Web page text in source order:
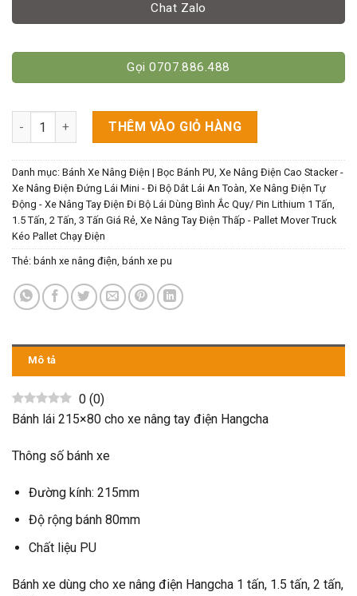
Chat Zalo
Gọi 0707.886.488
Bánh Lái 215*80 Cho Xe Nâng Điện Hangcha số lượng
THÊM VÀO GIỎ HÀNG
Danh mục: Bánh Xe Nâng Điện | Bọc Bánh PU, Xe Nâng Điện Cao Stacker -
Xe Nâng Điện Đứng Lái Mini - Đi Bộ Dắt Lái An Toàn, Xe Nâng Điện Tự
Động - Xe Nâng Tay Điện Đi Bộ Lái Dùng Bình Ắc Quy/ Pin Lithium 1 Tấn,
1.5 Tấn, 2 Tấn, 3 Tấn Giá Rẻ, Xe Nâng Tay Điện Thấp - Pallet Mover Truck
Kéo Pallet Chạy Điện
Thẻ: bánh xe nâng điện, bánh xe pu
Mô tả
0 (0)
Bánh lái 215×80 cho xe nâng tay điện Hangcha
Thông số bánh xe
Đường kính: 215mm
Độ rộng bánh 80mm
Chất liệu PU
Bánh xe dùng cho xe nâng điện Hangcha 1 tấn, 1.5 tấn, 2 tấn,